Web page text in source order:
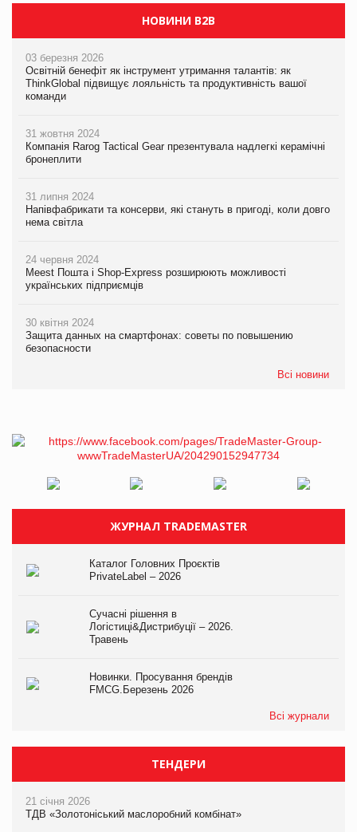
НОВИНИ B2B
03 березня 2026
Освітній бенефіт як інструмент утримання талантів: як
ThinkGlobal підвищує лояльність та продуктивність вашої
команди
31 жовтня 2024
Компанія Rarog Tactical Gear презентувала надлегкі керамічні
бронеплити
31 липня 2024
Напівфабрикати та консерви, які стануть в пригоді, коли довго
нема світла
24 червня 2024
Meest Пошта і Shop-Express розширюють можливості
українських підприємців
30 квітня 2024
Защита данных на смартфонах: советы по повышению
безопасности
Всі новини
ЖУРНАЛ TRADEMASTER
Каталог Головних Проєктів
PrivateLabel – 2026
Сучасні рішення в
Логістиці&Дистрибуції – 2026.
Травень
Новинки. Просування брендів
FMCG.Березень 2026
Всі журнали
ТЕНДЕРИ
21 січня 2026
ТДВ «Золотоніський маслоробний комбінат»